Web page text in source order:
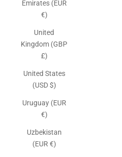
Emirates (EUR
€)
United
Kingdom (GBP
£)
United States
(USD $)
Uruguay (EUR
€)
Uzbekistan
(EUR €)